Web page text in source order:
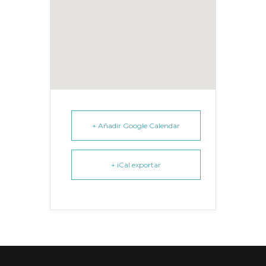
+ Añadir Google Calendar
+ iCal exportar